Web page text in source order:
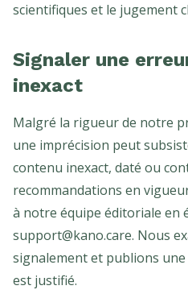
scientifiques et le jugement
Signaler une
inexact
Malgré la rigueur de notre
une imprécision peut
contenu inexact, daté ou
recommandations en
à notre équipe éditoriale en
support@kano.care. Nous
signalement et publions
est justifié.